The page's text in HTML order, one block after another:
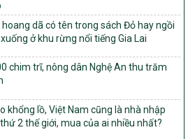
triển khai thực hiện Chương trình
nông thôn mới, giảm nghèo bền
– xã hội vùng đồng bào dân tộc thiểu
2035, giai đoạn I: Từ năm 2026
nội dung tiêu chí, điều kiện thuộc Bộ
mới giai đoạn 2026 – 2030 thuộc
dã có tên trong sách Đỏ hay ngồi
ở khu rừng nổi tiếng Gia Lai
chim trĩ, nông dân Nghệ An thu trăm
khổng lồ, Việt Nam cũng là nhà nhập
2 thế giới, mua của ai nhiều nhất?